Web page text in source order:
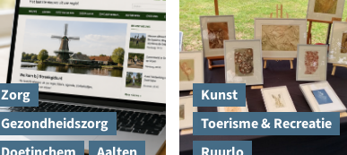
Daarmee...
Zorg
Gezondheidszorg
Kunst
Toerisme & Recreatie